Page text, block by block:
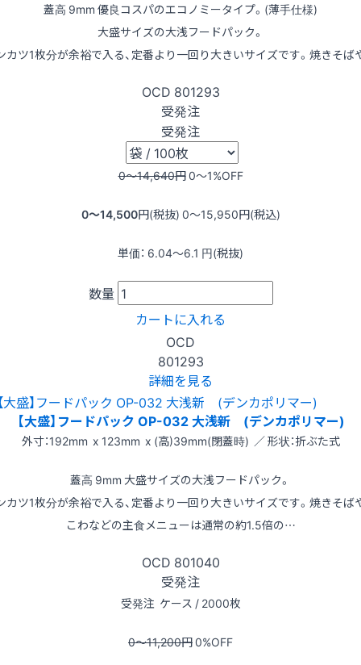
蓋高 9mm 優良コスパのエコノミータイプ。(薄手仕様)
大盛サイズの大浅フードパック。
カツ1枚分が余裕で入る、定番より一回り大きいサイズです。焼きそ
OCD 801293
受発注
受発注
0〜14,640円0〜1%OFF
0〜14,500円(税抜) 0〜15,950円(税込)
単価： 6.04〜6.1 円(税抜)
数量
カートに入れる
OCD
801293
詳細を見る
【大盛】フードパック OP-032 大浅新 (デンカポリマー)
外寸：192mm x 123mm x (高)39mm(閉蓋時) ／ 形状：折ぶた式
蓋高 9mm 大盛サイズの大浅フードパック。
カツ1枚分が余裕で入る、定番より一回り大きいサイズです。焼きそば
こわなどの主食メニューは通常の約1.5倍の…
OCD 801040
受発注
受発注 ケース / 2000枚
0〜11,200円0%OFF